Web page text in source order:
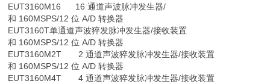
EUT3160M16 16 通道声波脉冲发生器/
和 160MSPS/12 位 A/D 转换器
EUT3160T单通道声波猝发脉冲发生器/接收装置
和 160MSPS/12 位 A/D 转换器
EUT3160M2T 2 通道声波猝发脉冲发生器/接收装置
和 160MSPS/12 位 A/D 转换器
EUT3160M4T 4 通道声波猝发脉冲发生器/接收装置